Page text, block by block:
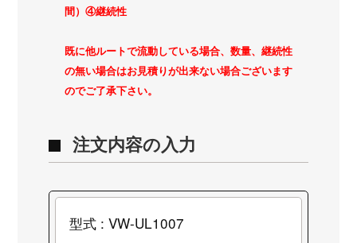
間）④継続性
既に他ルートで流動している場合、数量、継続性
の無い場合はお見積りが出来ない場合ございます
のでご了承下さい。
注文内容の入力
型式 : VW-UL1007